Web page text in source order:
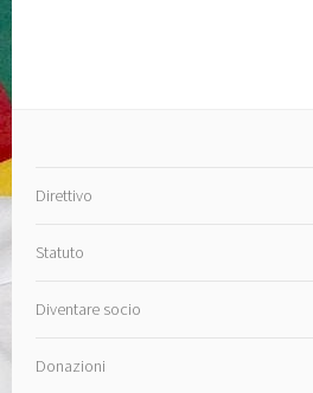
Direttivo
Statuto
Diventare socio
Donazioni